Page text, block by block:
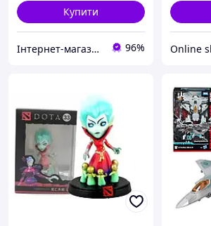
Купити
Інтернет-магазин "Техно вовки" 96% Online